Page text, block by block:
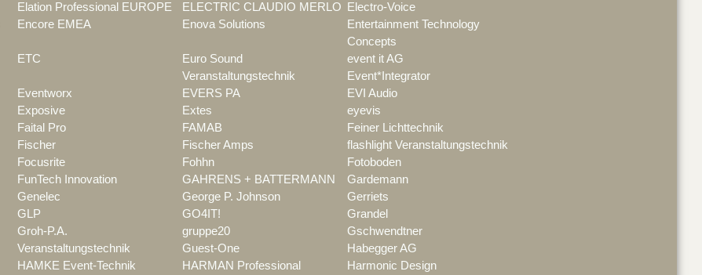
Elation Professional EUROPE ELECTRIC CLAUDIO MERLO
Electro-Voice
Encore EMEA Enova Solutions
Entertainment Technology
Concepts
ETC
Euro Sound
Veranstaltungstechnik
event it AG
Event*Integrator
Eventworx EVERS PA
EVI Audio
Exposive Extes
eyevis
Faital Pro FAMAB
Feiner Lichttechnik
Fischer Fischer Amps
flashlight Veranstaltungstechnik
Focusrite Fohhn
Fotoboden
FunTech Innovation GAHRENS + BATTERMANN
Gardemann
Genelec George P. Johnson
Gerriets
GLP GO4IT!
Grandel
Groh-P.A.
Veranstaltungstechnik
gruppe20
Gschwendtner
Guest-One
Habegger AG
HAMKE Event-Technik HARMAN Professional Harmonic Design